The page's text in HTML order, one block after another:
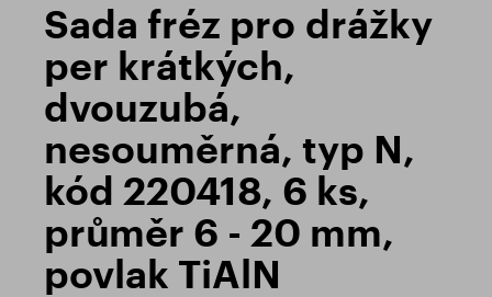
Sada fréz pro drážky
per krátkých,
dvouzubá,
nesouměrná, typ N,
kód 220418, 6 ks,
průměr 6 - 20 mm,
povlak TiAlN